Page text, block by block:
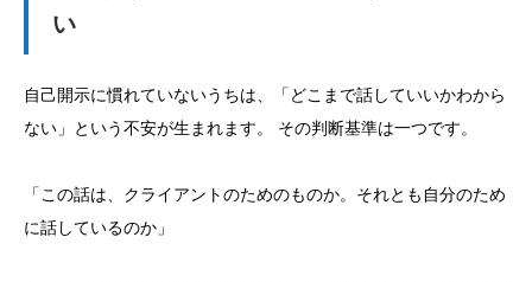
い
自己開示に慣れていないうちは、「どこまで話していいかわから
ない」という不安が生まれます。 その判断基準は一つです。
「この話は、クライアントのためのものか。それとも自分のため
に話しているのか」